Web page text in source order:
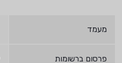
מעמד
פרסום ברשומות